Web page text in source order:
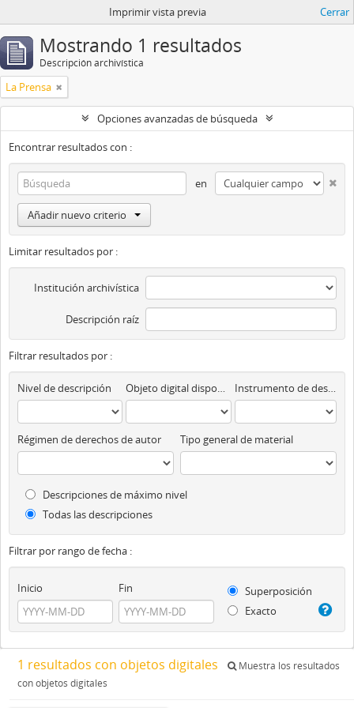
Imprimir vista previa Cerrar
Mostrando 1 resultados
Descripción archivística
La Prensa
Opciones avanzadas de búsqueda
Encontrar resultados con :
en
Añadir nuevo criterio
Limitar resultados por :
Institución archivística
Descripción raíz
Filtrar resultados por :
Nivel de descripción Objeto digital disponibles Instrumento de descripción
Régimen de derechos de autor Tipo general de material
Descripciones de máximo nivel
Todas las descripciones
Filtrar por rango de fecha :
Inicio Fin
Superposición
Exacto
1 resultados con objetos digitales
Muestra los resultados
con objetos digitales